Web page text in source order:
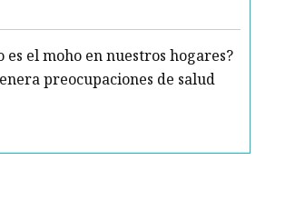
es el moho en nuestros hogares?
preocupaciones de salud